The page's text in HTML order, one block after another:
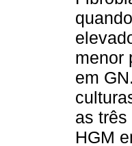
menor
em
as três
HGM